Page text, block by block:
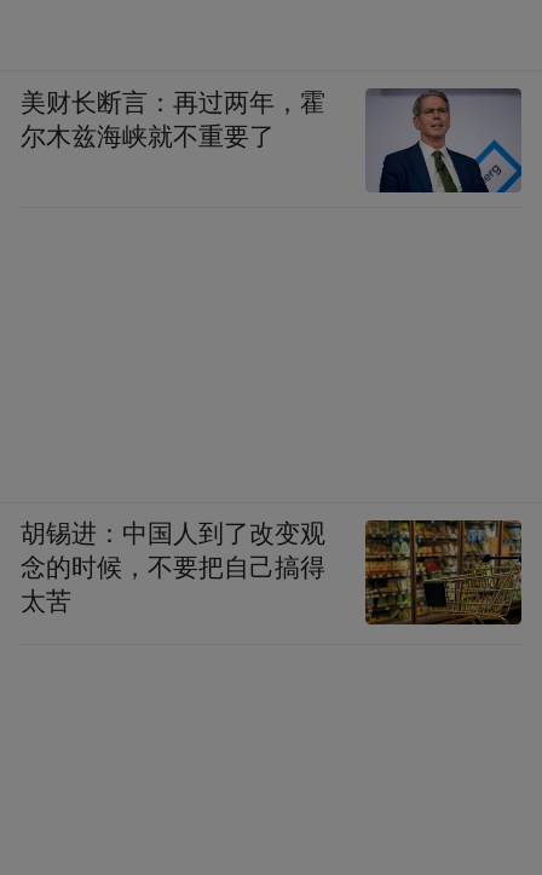
美财长断言：再过两年，霍
尔木兹海峡就不重要了
胡锡进：中国人到了改变观
念的时候，不要把自己搞得
太苦